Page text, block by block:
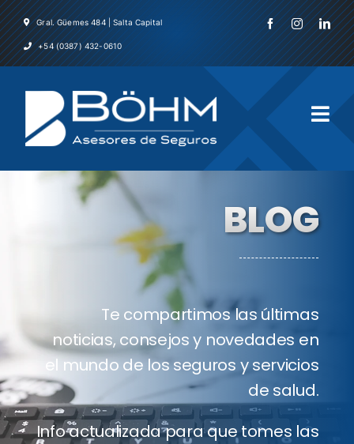
Skip
to
content
Gral. Güemes 484 | Salta Capital
+54 (0387) 432-0610
La
Clientes
BLOG
Te compartimos las últimas
noticias, consejos y novedades en
el mundo de los seguros y servicios
de salud.
Info actualizada para que tomes las